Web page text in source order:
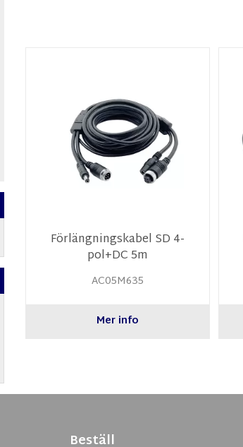
Förlängningskabel SD 4-
pol+DC 5m
AC05M635
Mer info
Beställ